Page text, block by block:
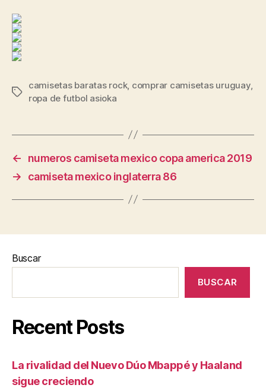
Etiquetas
camisetas baratas rock, comprar camisetas uruguay,
ropa de futbol asioka
←
numeros camiseta mexico copa america 2019
→
camiseta mexico inglaterra 86
Buscar
BUSCAR
Recent Posts
La rivalidad del Nuevo Dúo Mbappé y Haaland
sigue creciendo